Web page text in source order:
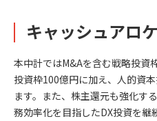
キャッシュアロ
本中計ではM&Aを含む戦略投資
投資枠100億円に加え、人的資
ます。また、株主還元も強化す
務効率化を目指したDX投資を